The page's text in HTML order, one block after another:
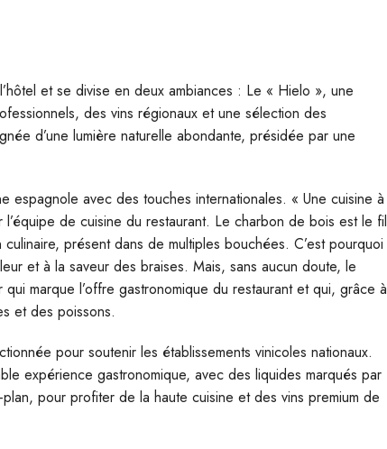
et se divise en deux ambiances : Le « Hielo », une
des vins régionaux et une sélection des
d’une lumière naturelle abondante, présidée par une
espagnole avec des touches internationales. « Une cuisine à
de cuisine du restaurant. Le charbon de bois est le fil
présent dans de multiples bouchées. C’est pourquoi
et à la saveur des braises. Mais, sans aucun doute, le
marque l’offre gastronomique du restaurant et qui, grâce à
et des poissons.
pour soutenir les établissements vinicoles nationaux.
expérience gastronomique, avec des liquides marqués par
pour profiter de la haute cuisine et des vins premium de